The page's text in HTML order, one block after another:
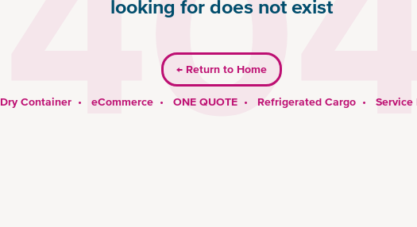
looking for does not exist
← Return to Home
Dry Container• eCommerce• ONE QUOTE• Refrigerated Cargo• Service